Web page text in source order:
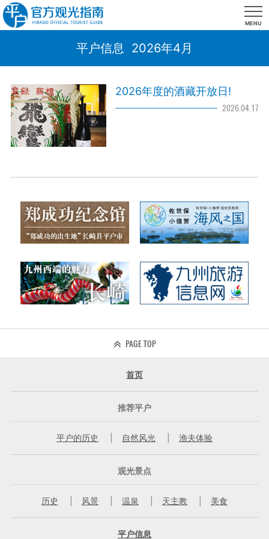
MENU
平户信息 2026年4月
2026年度的酒藏开放日!
2026.04.17
PAGE TOP
首页
推荐平户
平户的历史 自然风光 渔夫体验
观光景点
历史 风景 温泉 天主教 美食
平户信息